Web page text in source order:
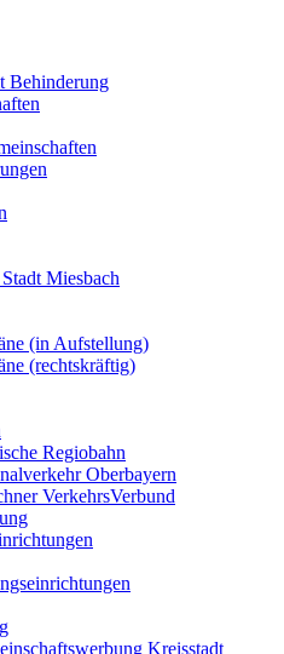
Behinderung
Miesbach
(in Aufstellung)
(rechtskräftig)
Regiobahn
Oberbayern
VerkehrsVerbund
Kreisstadt